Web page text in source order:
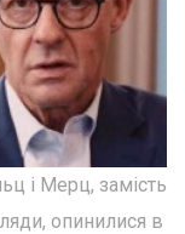
і Мерц, замість
опинилися в